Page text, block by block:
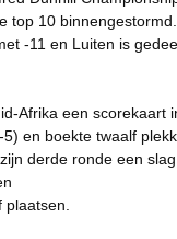
top 10 binnengestormd.
-11 en Luiten is
Afrika een scorekaart
en boekte twaalf
derde ronde een